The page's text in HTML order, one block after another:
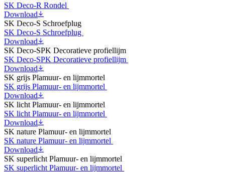
SK Deco-R Rondel
Download
SK Deco-S Schroefplug
SK Deco-S Schroefplug
Download
SK Deco-SPK Decoratieve profiellijm
SK Deco-SPK Decoratieve profiellijm
Download
SK grijs Plamuur- en lijmmortel
SK grijs Plamuur- en lijmmortel
Download
SK licht Plamuur- en lijmmortel
SK licht Plamuur- en lijmmortel
Download
SK nature Plamuur- en lijmmortel
SK nature Plamuur- en lijmmortel
Download
SK superlicht Plamuur- en lijmmortel
SK superlicht Plamuur- en lijmmortel